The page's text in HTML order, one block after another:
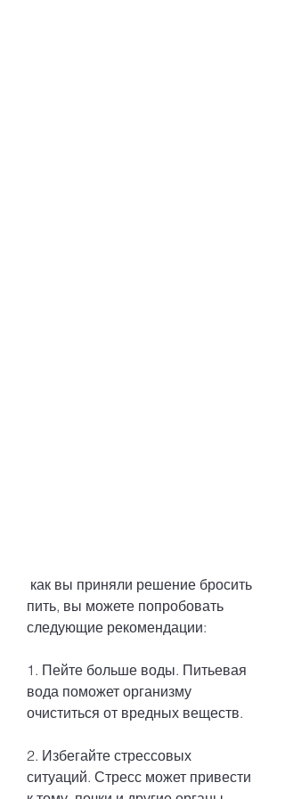
пить, вы можете попробовать
следующие рекомендации:
1. Пейте больше воды. Питьевая
вода поможет организму
очиститься от вредных веществ.
2. Избегайте стрессовых
ситуаций. Стресс может привести